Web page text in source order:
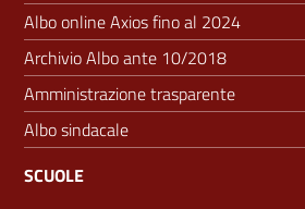
Albo online Axios fino al 2024
Archivio Albo ante 10/2018
Amministrazione trasparente
Albo sindacale
SCUOLE